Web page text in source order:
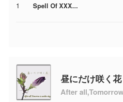
1 Spell Of XXX...
昼にだけ咲く花
After